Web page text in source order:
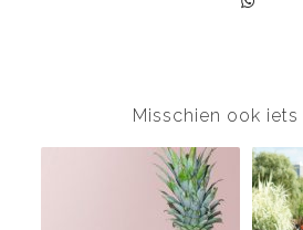
Misschien ook